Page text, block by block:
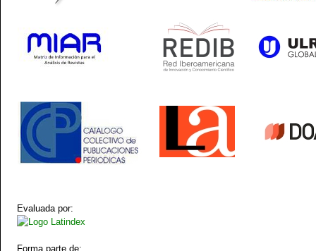
Evaluada por:
Forma parte de: